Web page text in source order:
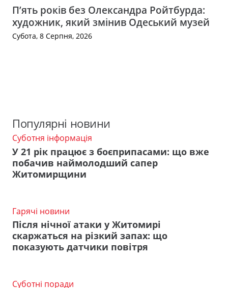
П’ять років без Олександра Ройтбурда:
художник, який змінив Одеський музей
Субота, 8 Серпня, 2026
Популярні новини
Суботня інформація
У 21 рік працює з боєприпасами: що вже
побачив наймолодший сапер
Житомирщини
Гарячі новини
Після нічної атаки у Житомирі
скаржаться на різкий запах: що
показують датчики повітря
Суботні поради